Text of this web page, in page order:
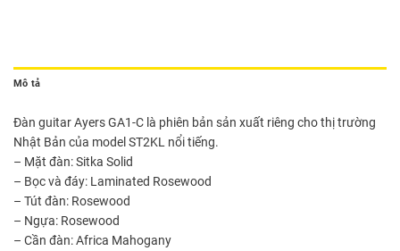
Mô tả
Đàn guitar Ayers GA1-C là phiên bản sản xuất riêng cho thị trường
Nhật Bản của model ST2KL nổi tiếng.
– Mặt đàn: Sitka Solid
– Bọc và đáy: Laminated Rosewood
– Tút đàn: Rosewood
– Ngựa: Rosewood
– Cần đàn: Africa Mahogany